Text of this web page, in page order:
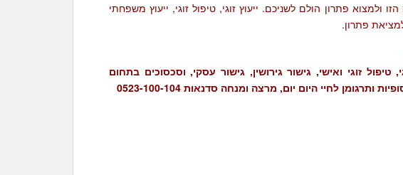
ולמצוא פתרון הולם לשניכם. ייעוץ זוגי, טיפול זוגי, ייעוץ משפחתי
פתרון.
טיפול זוגי ואישי, גישור גירושין, גישור עסקי, וסכסוכים בתחום
לחיי היום יום, מרצה ומנחה סדנאות 0523-100-104